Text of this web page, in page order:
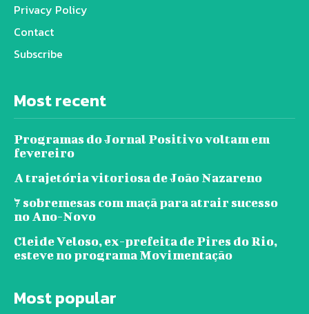
Privacy Policy
Contact
Subscribe
Most recent
Programas do Jornal Positivo voltam em
fevereiro
A trajetória vitoriosa de João Nazareno
7 sobremesas com maçã para atrair sucesso
no Ano-Novo
Cleide Veloso, ex-prefeita de Pires do Rio,
esteve no programa Movimentação
Most popular